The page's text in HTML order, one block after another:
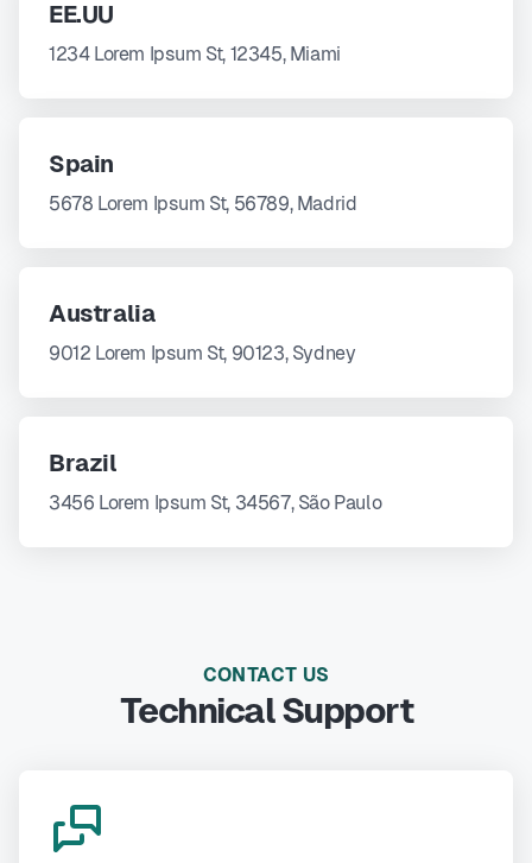
EE.UU
1234 Lorem Ipsum St, 12345, Miami
Spain
5678 Lorem Ipsum St, 56789, Madrid
Australia
9012 Lorem Ipsum St, 90123, Sydney
Brazil
3456 Lorem Ipsum St, 34567, São Paulo
CONTACT US
Technical Support